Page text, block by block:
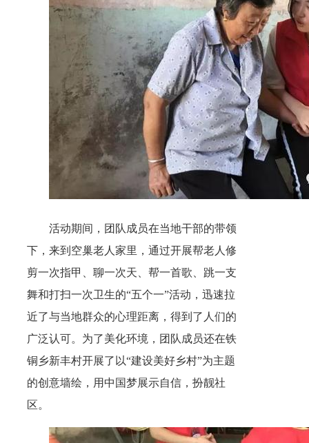
活动期间，团队成员在当地干部的带领
下，来到空巢老人家里，通过开展帮老人修
剪一次指甲、聊一次天、帮一首歌、跳一支
舞和打扫一次卫生的“五个一”活动，迅速拉
近了与当地群众的心理距离，得到了人们的
广泛认可。为了美化环境，团队成员还在铁
铜乡新丰村开展了以“建设美好乡村”为主题
的创意墙绘，用中国梦展示自信，扮靓社
区。